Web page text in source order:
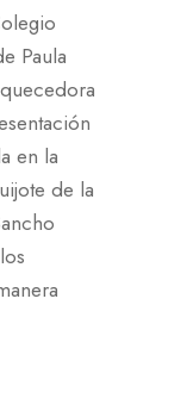
Paula
en la
de la